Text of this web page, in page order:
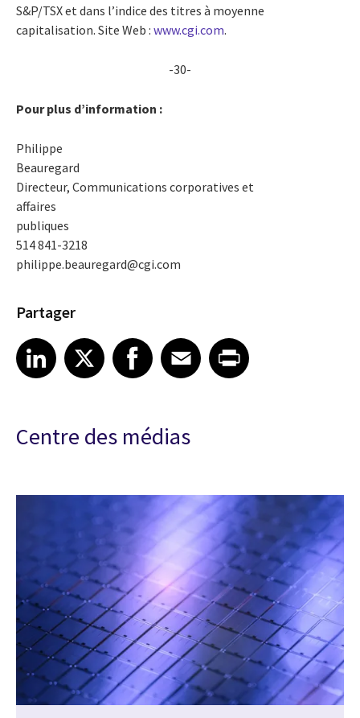
S&P/TSX et dans l’indice des titres à moyenne
capitalisation. Site Web : www.cgi.com.
-30-
Pour plus d’information :
Philippe
Beauregard
Directeur, Communications corporatives et
affaires
publiques
514 841-3218
philippe.beauregard@cgi.com
Partager
Share article on LinkedIn
LinkedIn
Share article on XShare article on Facebook
Facebook
Share article on Email
EmailShare article on Print
Centre des médias